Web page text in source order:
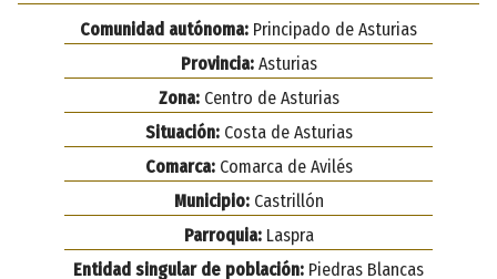
Comunidad autónoma: Principado de Asturias
Provincia:Asturias
Zona:Centro de Asturias
Situación:Costa de Asturias
Comarca:Comarca de Avilés
Municipio:Castrillón
Parroquia:Laspra
Entidad singular de población: Piedras Blancas